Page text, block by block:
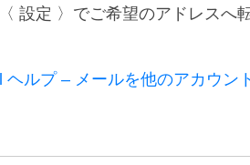
設定 〉でご希望のアドレスへ
ヘルプ – メールを他のアカウン